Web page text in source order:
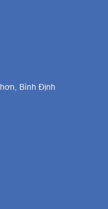
Bình Định